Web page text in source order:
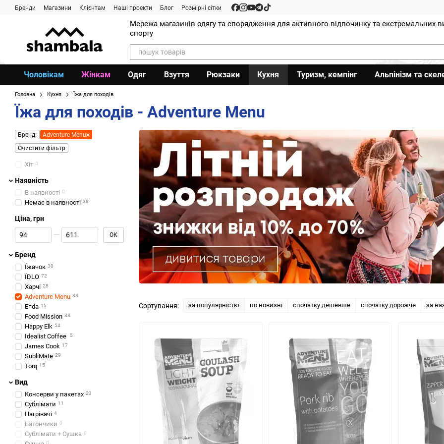
Перейти до основного контенту
Бренди Магазини Клієнтам Наші проекти Блог Розмірні сітки
Мережа магазинів одягу та спорядження для активного відпочинку та екстремальних
спорту
Чоловікам Жінкам Одяг Взуття Рюкзаки Кухня Туризм, кемпінг Альпінізм та
Головна Кухня Їжа для походів
Їжа для походів - Adventure Menu
Сортування: за популярністю по новизні спочатку дешевше спочатку дорожче за
Бренд:
Adventure Menu
Очистити фільтр
Хіт 0
Наявність
В наявності 0
Немає в наявності 38
Ціна, грн
Від Ціна, грн
До Ціна, грн ОК
Бренд
Їжачок 30
ЇDLO 72
Харчі 28
Adventure Menu 38
E=da 15
Food Mission 38
Happy Elk 54
Idealist Coffee 5
James Cook 17
SubliMate 29
Torq 15
Вид
Консерви у пакетах 23
Сублімати 11
Нагрівачі 4
Батончики 0
Сублімати + Сушка 0
0